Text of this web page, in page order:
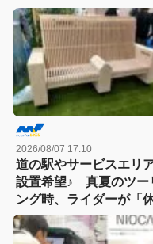
2026/08/07 17:10
道の駅やサービスエリ
設置希望♪ 真夏のツー
ング時、ライダーが「
場所に欲しい！」と思
却機器を発見